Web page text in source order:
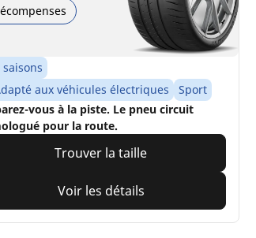
saisons
aux véhicules électriques
Sport
vous à la piste. Le pneu circuit
pour la route.
Trouver la taille
Voir les détails